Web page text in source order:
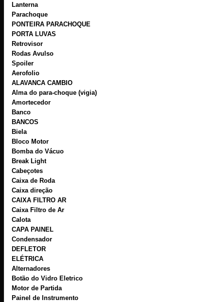
Lanterna
Parachoque
PONTEIRA PARACHOQUE
PORTA LUVAS
Retrovisor
Rodas Avulso
Spoiler
Aerofolio
ALAVANCA CAMBIO
Alma do para-choque (vigia)
Amortecedor
Banco
BANCOS
Biela
Bloco Motor
Bomba do Vácuo
Break Light
Cabeçotes
Caixa de Roda
Caixa direção
CAIXA FILTRO AR
Caixa Filtro de Ar
Calota
CAPA PAINEL
Condensador
DEFLETOR
ELÉTRICA
Alternadores
Botão do Vidro Eletrico
Motor de Partida
Painel de Instrumento